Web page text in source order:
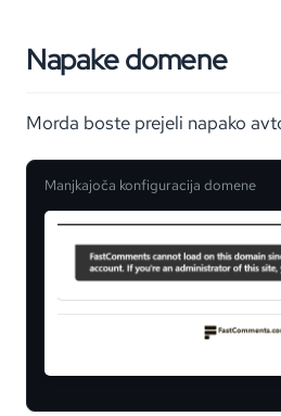
Napake domene
Morda boste prejeli napako
Manjkajoča konfiguracija domene